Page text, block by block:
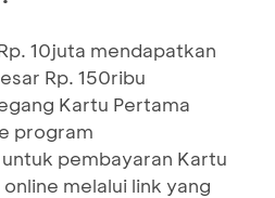
10juta mendapatkan
Rp. 150ribu
Kartu Pertama
program
pembayaran Kartu
melalui link yang